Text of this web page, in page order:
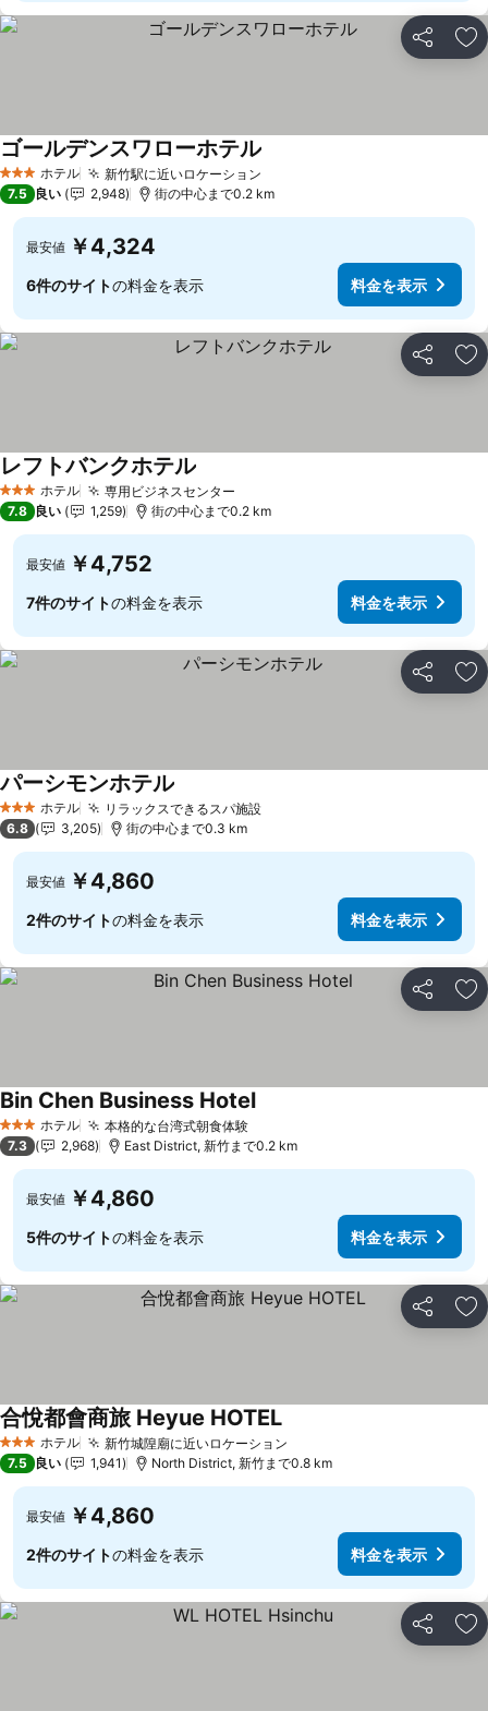
シェア お
3 ホテルのランク
ホテル 新竹駅に近いロケーション
ゴールデンスワローホテル
7.5 良い 2,948 街の中心まで0.2 km
最安値 ￥4,324
6件のサイトの料金を表示 料金を表示
シェア お
3 ホテルのランク
ホテル 専用ビジネスセンター
レフトバンクホテル
7.8 良い 1,259 街の中心まで0.2 km
最安値 ￥4,752
7件のサイトの料金を表示 料金を表示
シェア お
3 ホテルのランク
ホテル リラックスできるスパ施設
パーシモンホテル
6.8 3,205 街の中心まで0.3 km
最安値 ￥4,860
2件のサイトの料金を表示 料金を表示
シェア お
3 ホテルのランク
ホテル 本格的な台湾式朝食体験
Bin Chen Business Hotel
7.3 2,968 East District, 新竹まで0.2 km
最安値 ￥4,860
5件のサイトの料金を表示 料金を表示
シェア お
3 ホテルのランク
ホテル 新竹城隍廟に近いロケーション
合悅都會商旅 Heyue HOTEL
7.5 良い 1,941 North District, 新竹まで0.8 km
最安値 ￥4,860
2件のサイトの料金を表示 料金を表示
シェア お